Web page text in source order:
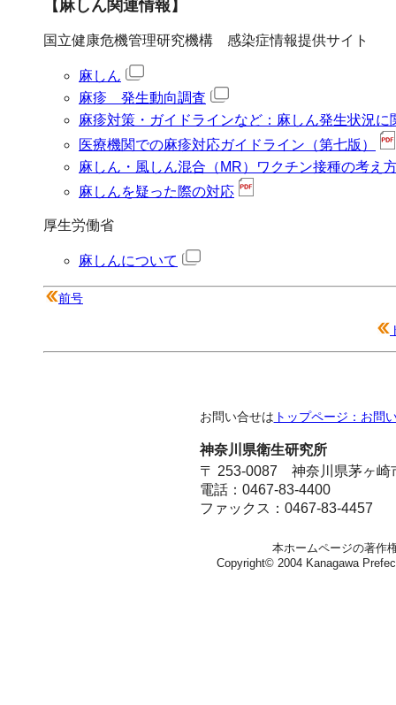
【麻しん関連情報】
国立健康危機管理研究機構 感染症情報提供サイト
麻しん
麻疹 発生動向調査
麻疹対策・ガイドラインなど：麻しん発生状況に
医療機関での麻疹対応ガイドライン（第七版）
麻しん・風しん混合（MR）ワクチン接種の考え
麻しんを疑った際の対応
厚生労働省
麻しんについて
前号
お問い合せは トップページ：お問
神奈川県衛生研究所
〒 253-0087 神奈川県茅ヶ崎
電話：0467-83-4400
ファックス：0467-83-4457
本ホームページの著作
Copyright© 2004 Kanagawa